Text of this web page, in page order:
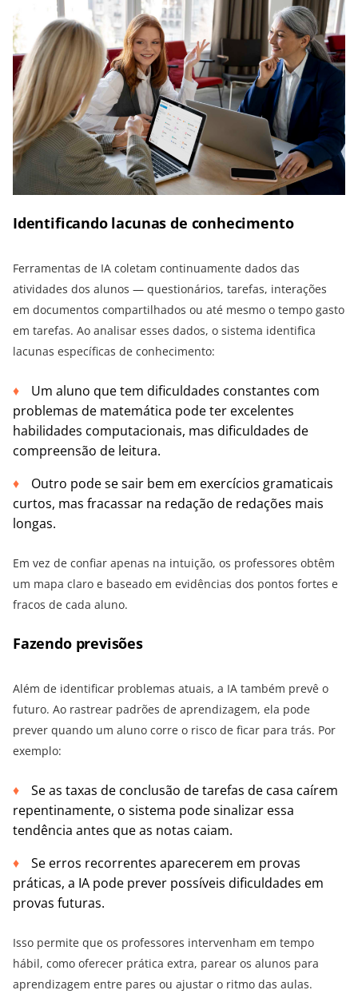
Identificando lacunas de conhecimento
Ferramentas de IA coletam continuamente dados das
atividades dos alunos — questionários, tarefas, interações
em documentos compartilhados ou até mesmo o tempo gasto
em tarefas. Ao analisar esses dados, o sistema identifica
lacunas específicas de conhecimento:
Um aluno que tem dificuldades constantes com
problemas de matemática pode ter excelentes
habilidades computacionais, mas dificuldades de
compreensão de leitura.
Outro pode se sair bem em exercícios gramaticais
curtos, mas fracassar na redação de redações mais
longas.
Em vez de confiar apenas na intuição, os professores obtêm
um mapa claro e baseado em evidências dos pontos fortes e
fracos de cada aluno.
Fazendo previsões
Além de identificar problemas atuais, a IA também prevê o
futuro. Ao rastrear padrões de aprendizagem, ela pode
prever quando um aluno corre o risco de ficar para trás. Por
exemplo:
Se as taxas de conclusão de tarefas de casa caírem
repentinamente, o sistema pode sinalizar essa
tendência antes que as notas caiam.
Se erros recorrentes aparecerem em provas
práticas, a IA pode prever possíveis dificuldades em
provas futuras.
Isso permite que os professores intervenham em tempo
hábil, como oferecer prática extra, parear os alunos para
aprendizagem entre pares ou ajustar o ritmo das aulas.